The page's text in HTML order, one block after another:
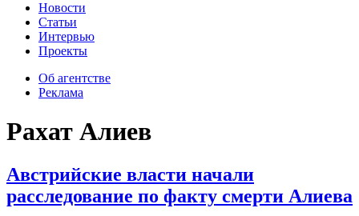
Новости
Статьи
Интервью
Проекты
Об агентстве
Реклама
Рахат Алиев
Австрийские власти начали
расследование по факту смерти Алиева